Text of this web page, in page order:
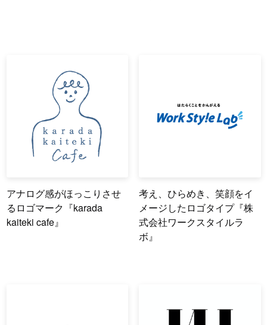
アナログ感がほっこりさせ
るロゴマーク『karada
kaiteki cafe』
考え、ひらめき、笑顔をイ
メージしたロゴタイプ『株
式会社ワークスタイルラ
ボ』